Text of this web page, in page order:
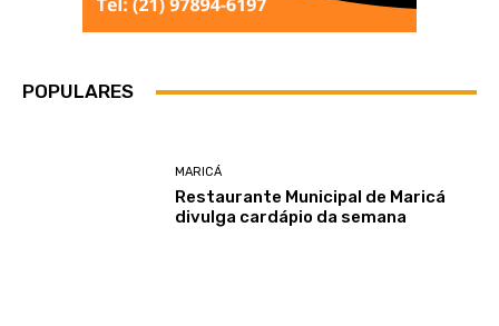
POPULARES
MARICÁ
Restaurante Municipal de Maricá
divulga cardápio da semana